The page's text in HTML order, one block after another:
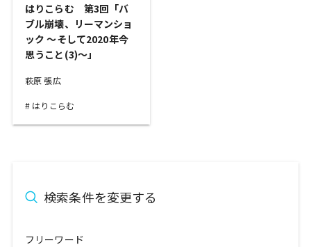
はりこらむ 第3回「バ
ブル崩壊、リーマンショ
ック ～そして2020年今
思うこと(3)～」
萩原 張広
はりこらむ
検索条件を変更する
フリーワード